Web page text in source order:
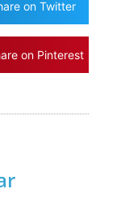
on Twitter
on Pinterest